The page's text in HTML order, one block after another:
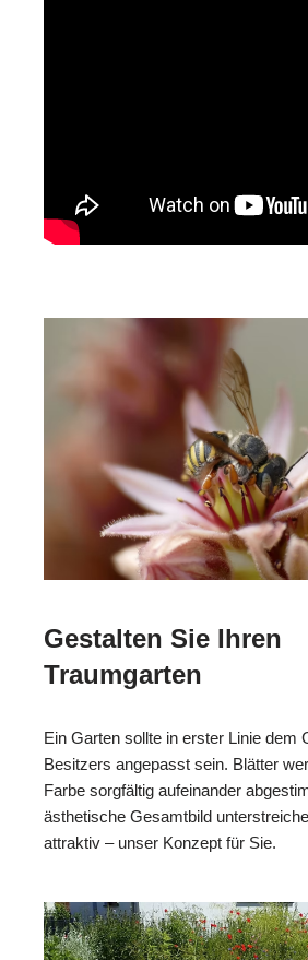
Gestalten Sie Ihren
Traumgarten
Ein Garten sollte in erster Linie dem
Besitzers angepasst sein. Blätter
Farbe sorgfältig aufeinander
ästhetische Gesamtbild
attraktiv – unser Konzept für Sie.